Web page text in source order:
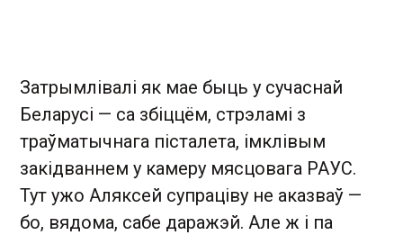
Затрымлівалі як мае быць у сучаснай
Беларусі — са збіццём, стрэламі з
траўматычнага пісталета, імклівым
закідваннем у камеру мясцовага РАУС.
Тут ужо Аляксей супраціву не аказваў —
бо, вядома, сабе даражэй. Але ж і па